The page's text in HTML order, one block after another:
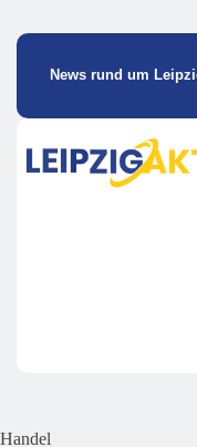
News rund um
Handel